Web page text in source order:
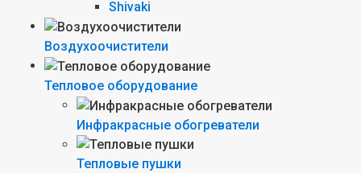
Shivaki
Воздухоочистители
Тепловое оборудование
Инфракрасные обогреватели
Тепловые пушки